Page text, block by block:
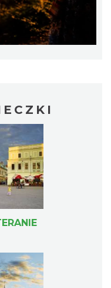
2026-11-08
2026-09-20
trzech